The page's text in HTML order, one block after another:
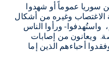
سوريا عموماً أو شهدوا
وغيره من أشكال
ورأوا الناس
ويعانون من إصابات
أحباءهم الذين إما